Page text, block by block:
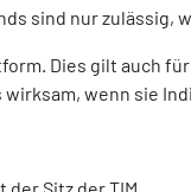
sind nur
Dies gilt auch
wenn sie